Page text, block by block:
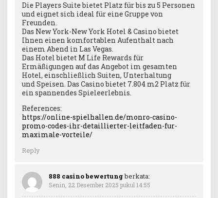
Die Players Suite bietet Platz für bis zu 5 Personen
und eignet sich ideal für eine Gruppe von
Freunden.
Das New York-New York Hotel & Casino bietet
Ihnen einen komfortablen Aufenthalt nach
einem Abend in Las Vegas.
Das Hotel bietet M Life Rewards für
Ermäßigungen auf das Angebot im gesamten
Hotel, einschließlich Suiten, Unterhaltung
und Speisen. Das Casino bietet 7.804 m2 Platz für
ein spannendes Spieleerlebnis.
References:
https://online-spielhallen.de/monro-casino-
promo-codes-ihr-detaillierter-leitfaden-fur-
maximale-vorteile/
Reply
888 casino bewertung berkata:
Senin, 22 Desember 2025 pukul 14:55